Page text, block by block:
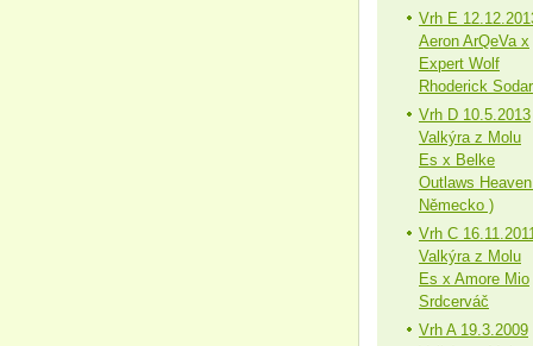
Vrh E
Aeron ArQeVa x
Expert Wolf
Rhoderick Sodar
Vrh D 10.5.2013
Valkýra z Molu
Es x Belke
Outlaws
Německo )
Vrh C
Valkýra z Molu
Es x Amore Mio
Srdcerváč
Vrh A 19.3.2009